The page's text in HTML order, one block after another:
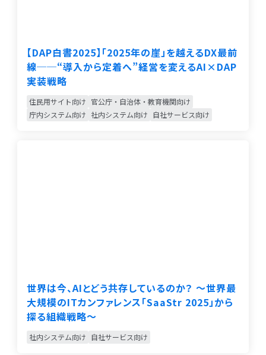
【DAP白書2025】「2025年の崖」を越えるDX最前
線──“導入から定着へ”経営を変えるAI×DAP
実装戦略
住民用サイト向け 官公庁・自治体・教育機関向け
庁内システム向け 社内システム向け 自社サービス向け
世界は今、AIとどう共存しているのか？ 〜世界最
大規模のITカンファレンス「SaaStr 2025」から
探る組織戦略〜
社内システム向け 自社サービス向け